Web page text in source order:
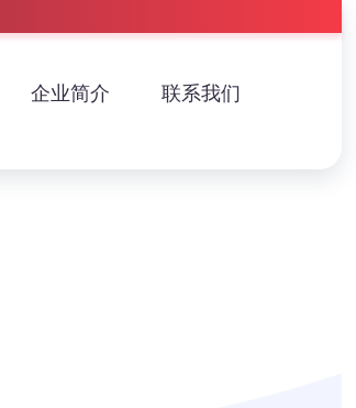
企业简介 联系我们